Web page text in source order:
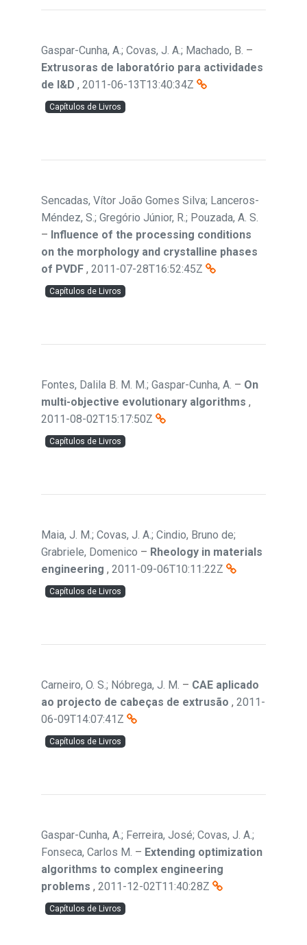
Gaspar-Cunha, A.; Covas, J. A.; Machado, B. –
Extrusoras de laboratório para actividades
de I&D , 2011-06-13T13:40:34Z
Capítulos de Livros
Sencadas, Vítor João Gomes Silva; Lanceros-
Méndez, S.; Gregório Júnior, R.; Pouzada, A. S.
– Influence of the processing conditions
on the morphology and crystalline phases
of PVDF , 2011-07-28T16:52:45Z
Capítulos de Livros
Fontes, Dalila B. M. M.; Gaspar-Cunha, A. – On
multi-objective evolutionary algorithms ,
2011-08-02T15:17:50Z
Capítulos de Livros
Maia, J. M.; Covas, J. A.; Cindio, Bruno de;
Grabriele, Domenico – Rheology in materials
engineering , 2011-09-06T10:11:22Z
Capítulos de Livros
Carneiro, O. S.; Nóbrega, J. M. – CAE aplicado
ao projecto de cabeças de extrusão , 2011-
06-09T14:07:41Z
Capítulos de Livros
Gaspar-Cunha, A.; Ferreira, José; Covas, J. A.;
Fonseca, Carlos M. – Extending optimization
algorithms to complex engineering
problems , 2011-12-02T11:40:28Z
Capítulos de Livros